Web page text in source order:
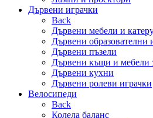
Дървени играчки
Back
Дървени мебели и
Дървени образователни
Дървени пъзели
Дървени къщи и мебели
Дървени кухни
Дървени ролеви играчки
Велосипеди
Back
Колела баланс